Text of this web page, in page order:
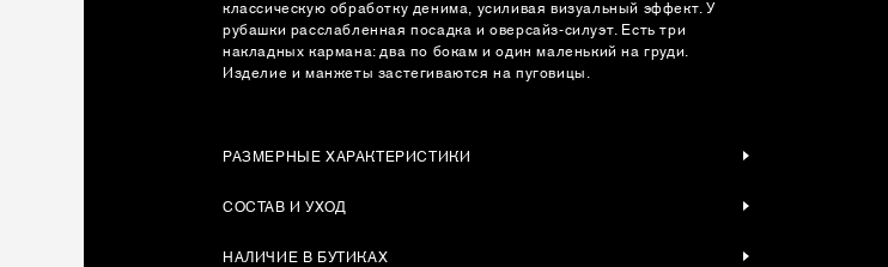
классическую обработку денима, усиливая визуальный эффект. У
рубашки расслабленная посадка и оверсайз-силуэт. Есть три
накладных кармана: два по бокам и один маленький на груди.
Изделие и манжеты застегиваются на пуговицы.
РАЗМЕРНЫЕ ХАРАКТЕРИСТИКИ
СОСТАВ И УХОД
НАЛИЧИЕ В БУТИКАХ